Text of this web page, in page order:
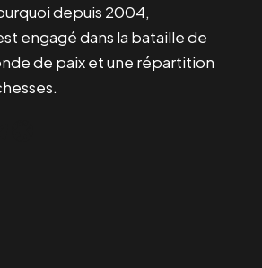
depuis 2004,
engagé dans la bataille de
de paix et une répartition